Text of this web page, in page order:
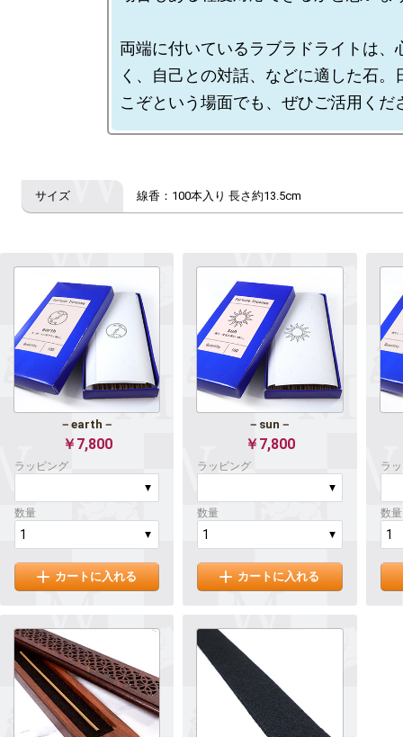
両端に付いているラブラドライトは、
く、自己との対話、などに適した石。
－earth－
￥7,800
ラッピング
数量
カートに入れる
－sun－
￥7,800
ラッピング
数量
カートに入れる
ラ
数量